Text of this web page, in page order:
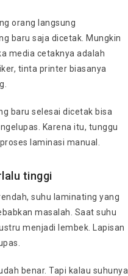
orang langsung
baru saja dicetak. Mungkin
media cetaknya adalah
tinta printer biasanya
baru selesai dicetak bisa
Karena itu, tunggu
laminasi manual.
tinggi
suhu laminating yang
masalah. Saat suhu
menjadi lembek. Lapisan
benar. Tapi kalau suhunya